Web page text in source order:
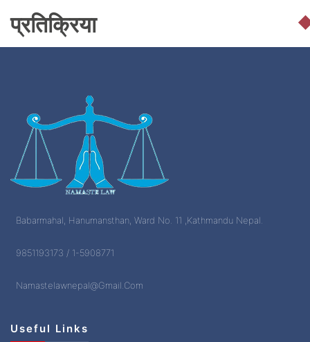
प्रतिक्रिया
Babarmahal, Hanumansthan, Ward No. 11 ,Kathmandu Nepal.
9851193173 / 1-5908771
Namastelawnepal@Gmail.Com
Useful Links